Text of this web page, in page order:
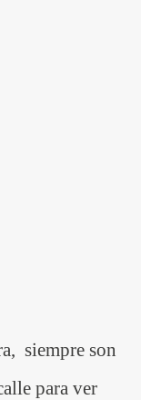
siempre son
para ver